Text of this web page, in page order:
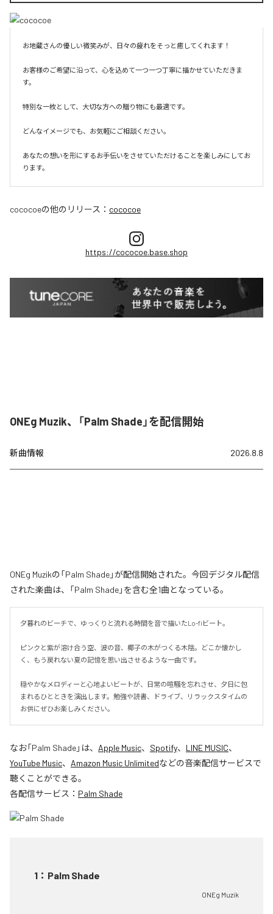
お地蔵さんの優しい微笑みが、日々の疲れをそっと癒してくれます！
お客様のご希望に沿って、心を込めて一つ一つ丁寧に描かせていただきま
す。
特別な一枚として、大切な方への贈り物にも最適です。
どんなイメージでも、お気軽にご相談ください。
あなたの想いを形にするお手伝いをさせていただけることを楽しみにしてお
ります。
cococoeの他のリリース： cococoe
https://cococoe.base.shop
ONEg Muzik、「Palm Shade」を配信開始
新曲情報 2026.8.8
ONEg Muzikの「Palm Shade」が配信開始された。今回デジタル配信
された楽曲は、「Palm Shade」を含む全1曲となっている。
夕暮れのビーチで、ゆっくりと流れる時間を音で描いたLo-fiビート。
ピンクと紫が溶け合う空、波の音、椰子の木がつくる木陰。どこか懐かし
く、もう戻れない夏の記憶を思い出させるような一曲です。
穏やかなメロディーと心地よいビートが、日常の喧騒を忘れさせ、夕日に包
まれるひとときを演出します。勉強や読書、ドライブ、リラックスタイムの
お供にぜひお楽しみください。
なお「Palm Shade」は、 Apple Music、 Spotify、 LINE MUSIC、
YouTube Music、 Amazon Music Unlimitedなどの音楽配信サービスで
聴くことができる。
各配信サービス： Palm Shade
1 ： Palm Shade
ONEg Muzik